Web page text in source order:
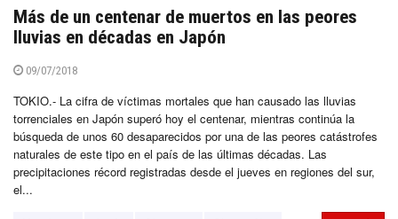
Más de un centenar de muertos en las peores
lluvias en décadas en Japón
09/07/2018
TOKIO.- La cifra de víctimas mortales que han causado las lluvias
torrenciales en Japón superó hoy el centenar, mientras continúa la
búsqueda de unos 60 desaparecidos por una de las peores catástrofes
naturales de este tipo en el país de las últimas décadas. Las
precipitaciones récord registradas desde el jueves en regiones del sur,
el...